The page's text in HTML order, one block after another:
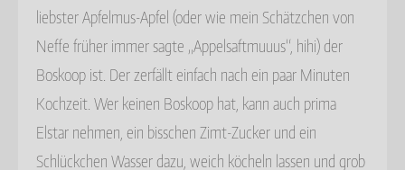
liebster Apfelmus-Apfel (oder wie mein Schätzchen von
Neffe früher immer sagte „Appelsaftmuuus“, hihi) der
Boskoop ist. Der zerfällt einfach nach ein paar Minuten
Kochzeit. Wer keinen Boskoop hat, kann auch prima
Elstar nehmen, ein bisschen Zimt-Zucker und ein
Schlückchen Wasser dazu, weich köcheln lassen und grob